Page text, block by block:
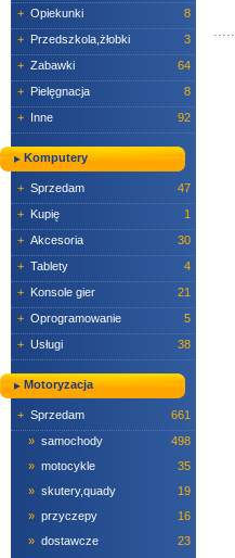
+ Opiekunki
8
+ Przedszkola,żłobki
3
+ Zabawki
64
+ Pielęgnacja
8
+ Inne 92
Komputery
+ Sprzedam
47
+ Kupię
1
+ Akcesoria
30
+ Tablety
4
+ Konsole gier
21
+ Oprogramowanie
5
+ Usługi 38
Motoryzacja
+ Sprzedam
661
» samochody
498
» motocykle
35
» skutery,quady
19
» przyczepy
16
» dostawcze
23